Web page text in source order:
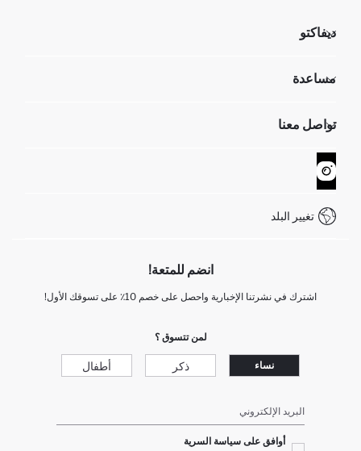
ديفاكتو
تعرف علينا
GIFT CLUB
مساعدة
عمليات الارجاع و الاستبدال السهلة
تتبع الشحنة
كيف يمكنك التسوق في ديفاكتو ؟
تواصل معنا
نموذج الاتصال
خدمة العملاء
تغيير البلد
انضم للمتعة!
اشترك في نشرتنا الإخبارية واحصل على خصم 10٪ على تسوقك الأول!
لمن تتسوق ؟
نساء ذكر أطفال
البريد الإلكتروني
أوافق على سياسة السرية